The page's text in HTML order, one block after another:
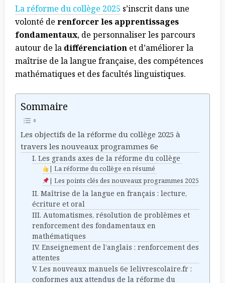
La réforme du collège 2025 s’inscrit dans une
volonté de renforcer les apprentissages
fondamentaux, de personnaliser les parcours
autour de la différenciation et d’améliorer la
maîtrise de la langue française, des compétences
mathématiques et des facultés linguistiques.
Sommaire
Les objectifs de la réforme du collège 2025 à
travers les nouveaux programmes 6e
I. Les grands axes de la réforme du collège
| La réforme du collège en résumé
| Les points clés des nouveaux programmes 2025
II. Maîtrise de la langue en français : lecture,
écriture et oral
III. Automatismes, résolution de problèmes et
renforcement des fondamentaux en
mathématiques
IV. Enseignement de l’anglais : renforcement des
attentes
V. Les nouveaux manuels 6e lelivrescolaire.fr :
conformes aux attendus de la réforme du